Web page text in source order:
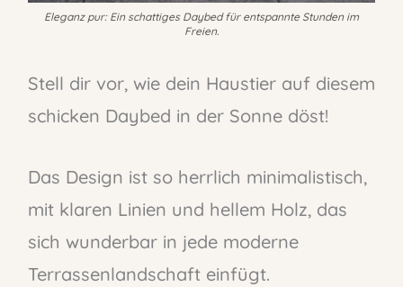
Eleganz pur: Ein schattiges Daybed für entspannte Stunden im
Freien.
Stell dir vor, wie dein Haustier auf diesem
schicken Daybed in der Sonne döst!
Das Design ist so herrlich minimalistisch,
mit klaren Linien und hellem Holz, das
sich wunderbar in jede moderne
Terrassenlandschaft einfügt.